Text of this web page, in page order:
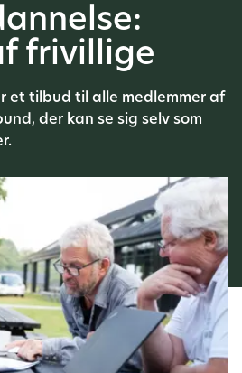
frivillige
et tilbud til alle medlemmer af
der kan se sig selv som